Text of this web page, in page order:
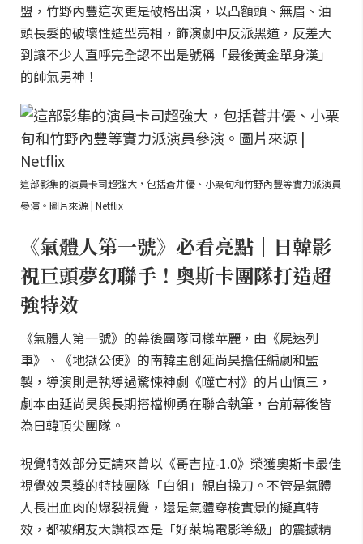
盟，竹野內豐這次更是破格出演，以凸額頭、無眉、油
頭長髮的破壞性造型亮相，飾演劇中反派黑道，反差大
到讓不少人直呼完全認不出是號稱「最後黃金單身漢」
的帥氣男神！
這部影集的演員卡司超強大，包括蒼井優、小栗旬和竹野內豐等實力派演員
參演。圖片來源 | Netflix
《氣體人第一號》必看亮點｜日韓影
視巨頭夢幻聯手！奧斯卡團隊打造超
強特效
《氣體人第一號》的幕後團隊同樣華麗，由《屍速列
車》、《地獄公使》的南韓主創延尚昊擔任編劇和監
製，導演則是執導過驚悚神劇《噬亡村》的片山慎三，
劇本由延尚昊與長期搭檔柳勇在聯合執筆，台前幕後皆
為日韓頂尖團隊。
視覺特效部分更請來曾以《哥吉拉-1.0》榮獲奧斯卡最佳
視覺效果獎的特技團隊「白組」親自操刀。不管是氣體
人長出血肉的爆裂視覺，還是氣體穿梭實景的擬真特
效，都被網友大讚根本是「好萊塢電影等級」的震撼精